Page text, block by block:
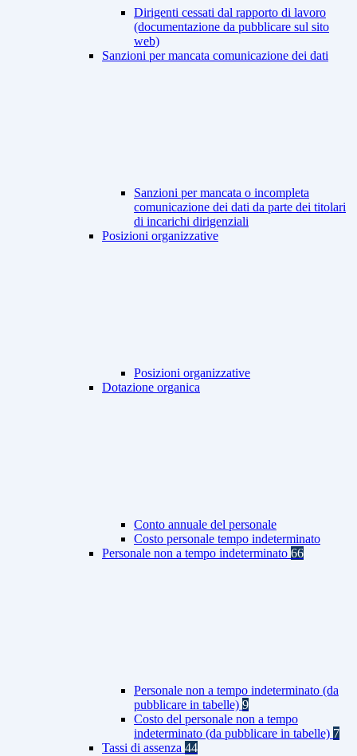
Dirigenti cessati dal rapporto di lavoro
(documentazione da pubblicare sul sito
web)
Sanzioni per mancata comunicazione dei dati
Sanzioni per mancata o incompleta
comunicazione dei dati da parte dei titolari
di incarichi dirigenziali
Posizioni organizzative
Posizioni organizzative
Dotazione organica
Conto annuale del personale
Costo personale tempo indeterminato
Personale non a tempo indeterminato 66
Personale non a tempo indeterminato (da
pubblicare in tabelle) 9
Costo del personale non a tempo
indeterminato (da pubblicare in tabelle) 7
Tassi di assenza 44